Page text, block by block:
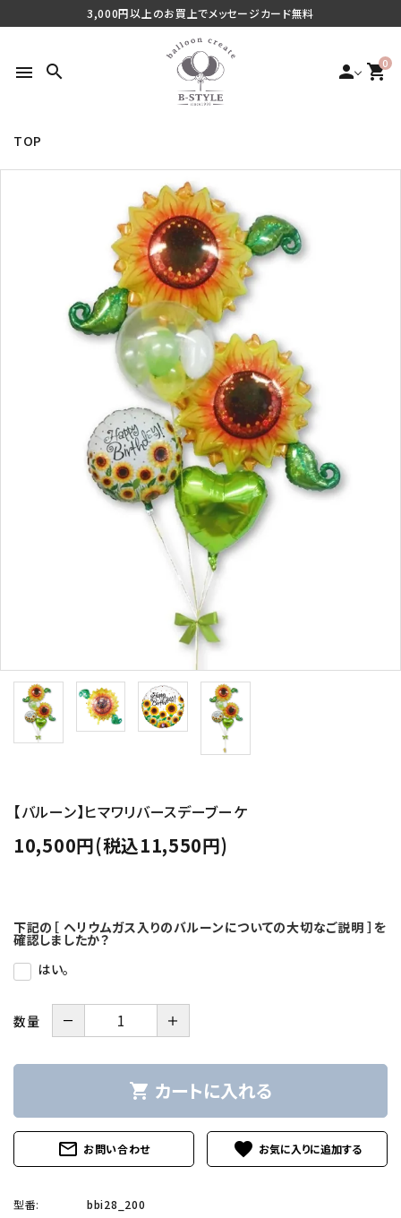
3,000円以上のお買上でメッセージカード無料
menu search person 0
shopping_cart
最近チェックした商品
ご利用シーンから探す
商品タイプから探す
ガイドライン
ACCOUNT MENU
新規会員登録
TOP
【バルーン】ヒマワリバースデーブーケ
10,500円(税込11,550円)
下記の［ ヘリウムガス入りのバルーンについての大切なご説明 ］を
確認しましたか？
はい。
数量 － ＋
shopping_cart カートに入れる
mail_outline お問い合わせ favorite
型番: bbi28_200